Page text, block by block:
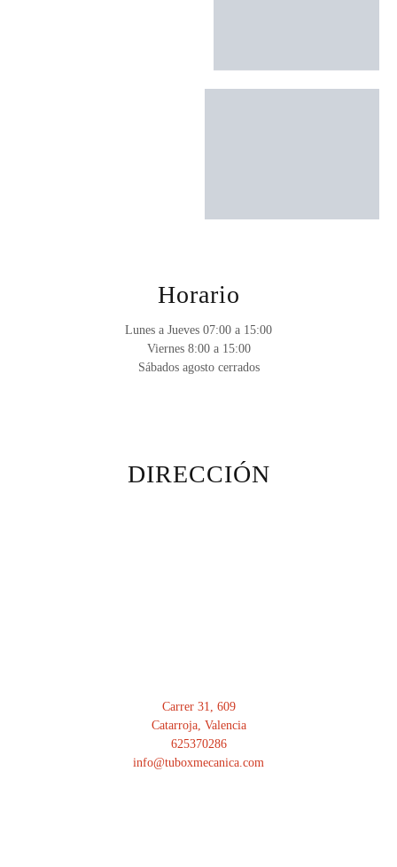
Horario
Lunes a Jueves 07:00 a 15:00
Viernes 8:00 a 15:00
Sábados agosto cerrados
DIRECCIÓN
Carrer 31, 609
Catarroja, Valencia
625370286
info@tuboxmecanica.com